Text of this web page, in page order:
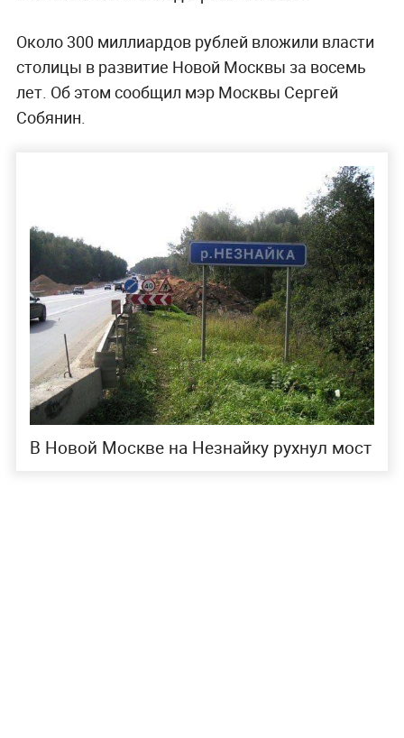
Около 300 миллиардов рублей вложили власти
столицы в развитие Новой Москвы за восемь
лет. Об этом сообщил мэр Москвы Сергей
Собянин.
В Новой Москве на Незнайку рухнул мост